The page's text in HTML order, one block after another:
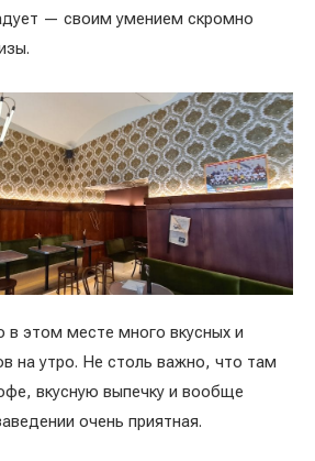
— своим умением скромно
в этом месте много вкусных и
на утро. Не столь важно, что там
вкусную выпечку и вообще
очень приятная.